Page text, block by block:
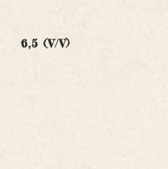
6,5 (V/V)